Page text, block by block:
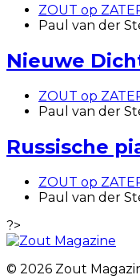
ZOUT op
Paul van der
Nieuwe
ZOUT op
Paul van der
Russische
ZOUT op
Paul van der
?>
© 2026 Zout